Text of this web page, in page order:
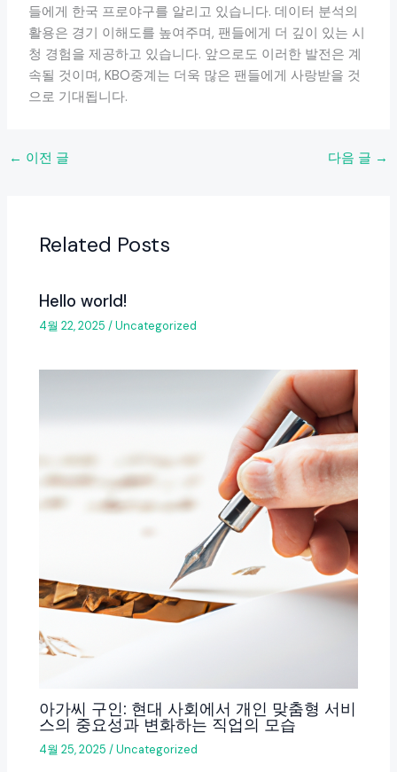
들에게 한국 프로야구를 알리고 있습니다. 데이터 분석의
활용은 경기 이해도를 높여주며, 팬들에게 더 깊이 있는 시
청 경험을 제공하고 있습니다. 앞으로도 이러한 발전은 계
속될 것이며, KBO중계는 더욱 많은 팬들에게 사랑받을 것
으로 기대됩니다.
← 이전 글 다음 글 →
Related Posts
Hello world!
4월 22, 2025/Uncategorized
아가씨 구인: 현대 사회에서 개인 맞춤형 서비
스의 중요성과 변화하는 직업의 모습
4월 25, 2025/Uncategorized